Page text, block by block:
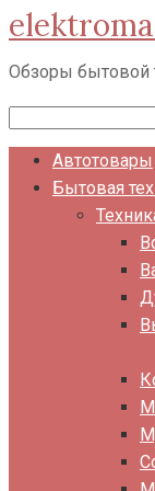
Перейти
к
контенту
Обзоры бытовой
Автотовары
Бытовая